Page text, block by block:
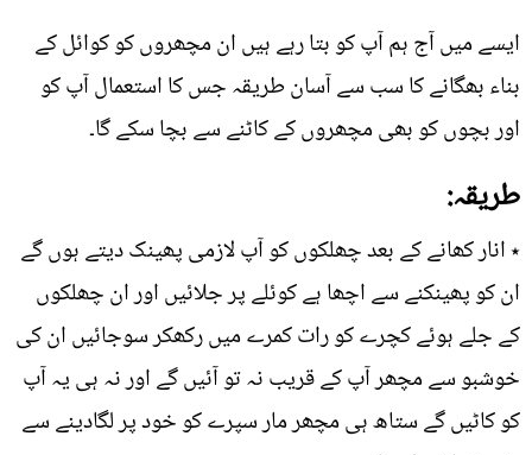
ایسے میں آج ہم آپ کو بتا رہے ہیں ان مچھروں کو کوائل کے
بناء بھگانے کا سب سے آسان طریقہ جس کا استعمال آپ کو
اور بچوں کو بھی مچھروں کے کاٹنے سے بچا سکے گا۔
طریقہ:
٭ انار کھانے کے بعد چھلکوں کو آپ لازمی پھینک دیتے ہوں گے
ان کو پھینکنے سے اچھا ہے کوئلے پر جلائیں اور ان چھلکوں
کے جلے ہوئے کچرے کو رات کمرے میں رکھکر سوجائیں ان کی
خوشبو سے مچھر آپ کے قریب نہ تو آئیں گے اور نہ ہی یہ آپ
کو کاٹیں گے ستاھ ہی مچھر مار سپرے کو خود پر لگادینے سے